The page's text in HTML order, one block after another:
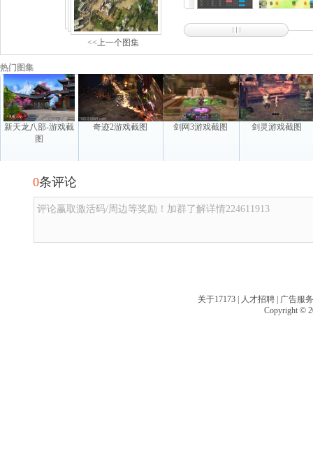
<<上一个图集
热门图集
新天龙八部-游戏截
图
奇迹2游戏截图 剑网3游戏截图 剑灵游戏截图
0条评论
评论赢取激活码/周边等奖励！加群了解详情224611913
关于17173 | 人才招聘 | 广告服务
Copyright ©